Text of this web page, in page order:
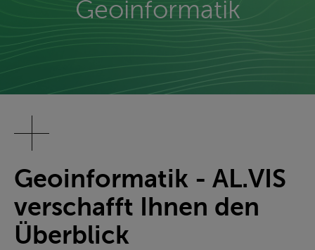
Geoinformatik
Geoinformatik - AL.VIS
verschafft Ihnen den
Überblick